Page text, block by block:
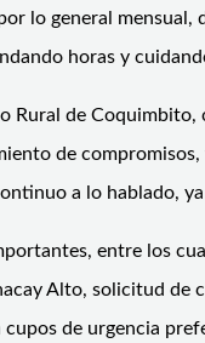
lo general
horas y
Rural de
de
a lo hablado,
entre los
Alto, solicitud
de urgencia